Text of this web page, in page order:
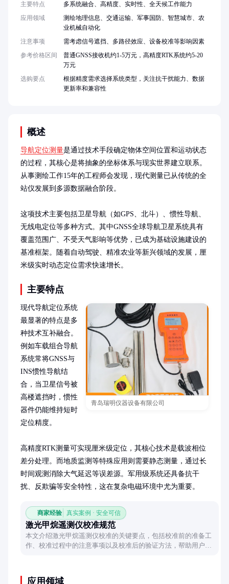
概述
导航定位测量是通过技术手段确定物体空间位置和运动状态
的过程，其核心是将抽象的坐标体系与现实世界建立联系。
从事测绘工作15年的工程师会发现，现代测量已从传统的全
站仪发展到多源数据融合阶段。
这项技术主要包括卫星导航（如GPS、北斗）、惯性导航、
无线电定位等多种方式。其中GNSS全球导航卫星系统具有
覆盖范围广、不受天气影响等优势，已成为基础设施建设的
基准框架。随着自动驾驶、精准农业等新兴领域的发展，厘
米级实时动态定位需求快速增长。
主要特点
青岛瑞明仪器设备有限公司
现代导航定位系统
最显著的特点是多
种技术互补融合。
例如车载组合导航
系统常将GNSS与
INS惯性导航结
合，当卫星信号被
高楼遮挡时，惯性
器件仍能维持短时
定位精度。
高精度RTK测量可实现厘米级定位，其核心技术是载波相位
差分处理。而地质监测等特殊应用则需要静态测量，通过长
时间观测消除大气延迟等误差源。军用级系统还具备抗干
扰、反欺骗等安全特性，这在复杂电磁环境中尤为重要。
商家经验 真实案例 · 安全可信
激光甲烷遥测仪校准规范
本文介绍激光甲烷遥测仪校准的关键要点，包括校准前的准备工
作、校准过程中的注意事项以及校准后的验证方法，帮助用户确
应用领域
主要特点
多系统融合、高精度、实时性、全天候工作能力
应用领域
测绘地理信息、交通运输、军事国防、智慧城市、农
业机械自动化
注意事项
需考虑信号遮挡、多路径效应、设备校准等影响因素
参考价格区间
普通GNSS接收机约1-5万元，高精度RTK系统约5-20
万元
选购要点
根据精度需求选择系统类型，关注抗干扰能力、数据
更新率和兼容性